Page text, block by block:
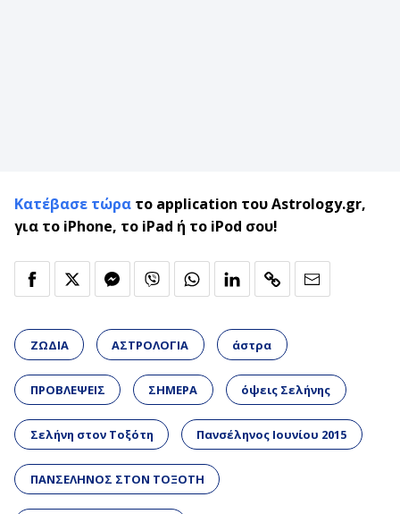
Κατέβασε τώρα το application του Astrology.gr,
για το iPhone, το iPad ή το iPod σου!
ΖΩΔΙΑ ΑΣΤΡΟΛΟΓΙΑ άστρα
ΠΡΟΒΛΕΨΕΙΣ ΣΗΜΕΡΑ όψεις Σελήνης
Σελήνη στον Τοξότη Πανσέληνος Ιουνίου 2015
ΠΑΝΣΕΛΗΝΟΣ ΣΤΟΝ ΤΟΞΟΤΗ